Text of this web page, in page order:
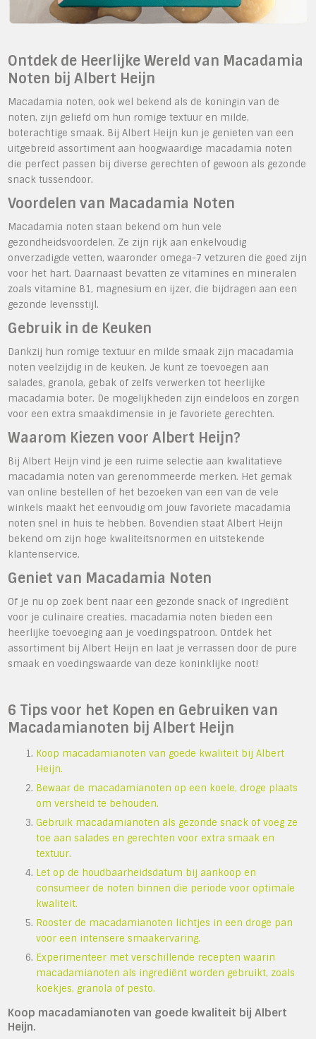
Ontdek de Heerlijke Wereld van Macadamia
Noten bij Albert Heijn
Macadamia noten, ook wel bekend als de koningin van de
noten, zijn geliefd om hun romige textuur en milde,
boterachtige smaak. Bij Albert Heijn kun je genieten van een
uitgebreid assortiment aan hoogwaardige macadamia noten
die perfect passen bij diverse gerechten of gewoon als gezonde
snack tussendoor.
Voordelen van Macadamia Noten
Macadamia noten staan bekend om hun vele
gezondheidsvoordelen. Ze zijn rijk aan enkelvoudig
onverzadigde vetten, waaronder omega-7 vetzuren die goed zijn
voor het hart. Daarnaast bevatten ze vitamines en mineralen
zoals vitamine B1, magnesium en ijzer, die bijdragen aan een
gezonde levensstijl.
Gebruik in de Keuken
Dankzij hun romige textuur en milde smaak zijn macadamia
noten veelzijdig in de keuken. Je kunt ze toevoegen aan
salades, granola, gebak of zelfs verwerken tot heerlijke
macadamia boter. De mogelijkheden zijn eindeloos en zorgen
voor een extra smaakdimensie in je favoriete gerechten.
Waarom Kiezen voor Albert Heijn?
Bij Albert Heijn vind je een ruime selectie aan kwalitatieve
macadamia noten van gerenommeerde merken. Het gemak
van online bestellen of het bezoeken van een van de vele
winkels maakt het eenvoudig om jouw favoriete macadamia
noten snel in huis te hebben. Bovendien staat Albert Heijn
bekend om zijn hoge kwaliteitsnormen en uitstekende
klantenservice.
Geniet van Macadamia Noten
Of je nu op zoek bent naar een gezonde snack of ingrediënt
voor je culinaire creaties, macadamia noten bieden een
heerlijke toevoeging aan je voedingspatroon. Ontdek het
assortiment bij Albert Heijn en laat je verrassen door de pure
smaak en voedingswaarde van deze koninklijke noot!
6 Tips voor het Kopen en Gebruiken van
Macadamianoten bij Albert Heijn
Koop macadamianoten van goede kwaliteit bij Albert
Heijn.
Bewaar de macadamianoten op een koele, droge plaats
om versheid te behouden.
Gebruik macadamianoten als gezonde snack of voeg ze
toe aan salades en gerechten voor extra smaak en
textuur.
Let op de houdbaarheidsdatum bij aankoop en
consumeer de noten binnen die periode voor optimale
kwaliteit.
Rooster de macadamianoten lichtjes in een droge pan
voor een intensere smaakervaring.
Experimenteer met verschillende recepten waarin
macadamianoten als ingrediënt worden gebruikt, zoals
koekjes, granola of pesto.
Koop macadamianoten van goede kwaliteit bij Albert
Heijn.